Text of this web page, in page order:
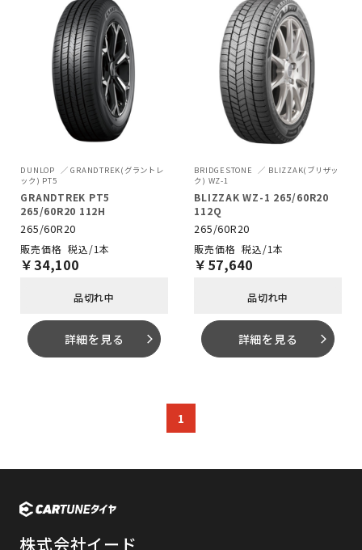
DUNLOP
GRANDTREK(グラントレ
ック) PT5
GRANDTREK PT5
265/60R20 112H
265/60R20
税込/1本
￥34,100
品切れ中
詳細を見る arrow_forward_ios
BRIDGESTONE
BLIZZAK(ブリザッ
ク) WZ-1
BLIZZAK WZ-1 265/60R20
112Q
265/60R20
税込/1本
￥ 57,640
品切れ中
詳細を見る arrow_forward_ios
1
株式会社イード